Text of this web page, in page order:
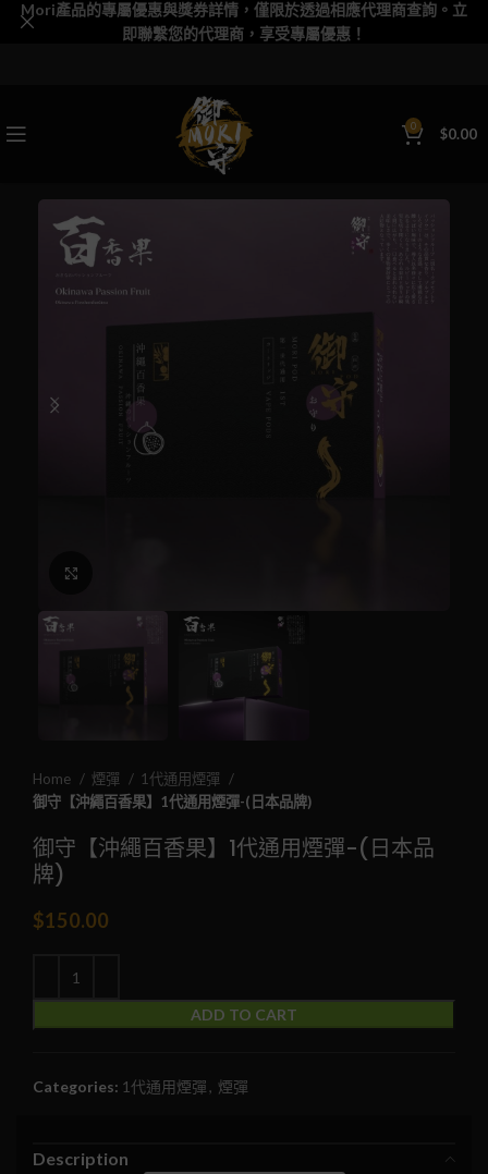
0 $0.00
Home 煙彈
1代通用煙彈
御守【沖繩百香果】1代通用煙彈-(日本品牌)
御守【沖繩百香果】1代通用煙彈-(日本品
牌)
$150.00
ADD TO CART
Categories: 1代通用煙彈 , 煙彈
Description
Mori產品的專屬優惠與獎券詳情，僅限於透過相應代理商查詢。立
即聯繫您的代理商，享受專屬優惠！